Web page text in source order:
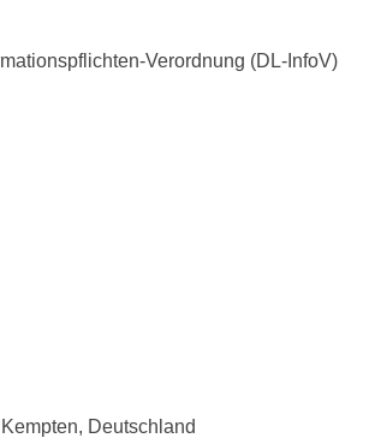
Verordnung (DL-InfoV)
Deutschland